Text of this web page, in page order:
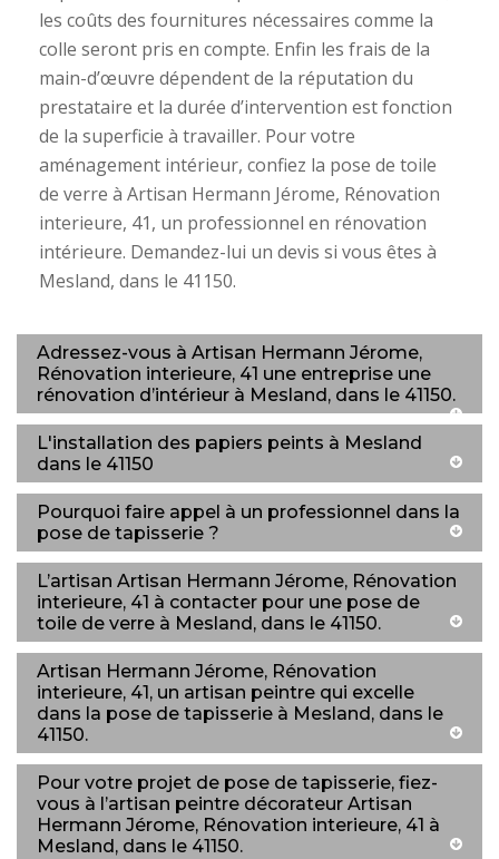
les coûts des fournitures nécessaires comme la
colle seront pris en compte. Enfin les frais de la
main-d’œuvre dépendent de la réputation du
prestataire et la durée d’intervention est fonction
de la superficie à travailler. Pour votre
aménagement intérieur, confiez la pose de toile
de verre à Artisan Hermann Jérome, Rénovation
interieure, 41, un professionnel en rénovation
intérieure. Demandez-lui un devis si vous êtes à
Mesland, dans le 41150.
Adressez-vous à Artisan Hermann Jérome,
Rénovation interieure, 41 une entreprise une
rénovation d’intérieur à Mesland, dans le 41150.
L'installation des papiers peints à Mesland
dans le 41150
Pourquoi faire appel à un professionnel dans la
pose de tapisserie ?
L’artisan Artisan Hermann Jérome, Rénovation
interieure, 41 à contacter pour une pose de
toile de verre à Mesland, dans le 41150.
Artisan Hermann Jérome, Rénovation
interieure, 41, un artisan peintre qui excelle
dans la pose de tapisserie à Mesland, dans le
41150.
Pour votre projet de pose de tapisserie, fiez-
vous à l’artisan peintre décorateur Artisan
Hermann Jérome, Rénovation interieure, 41 à
Mesland, dans le 41150.